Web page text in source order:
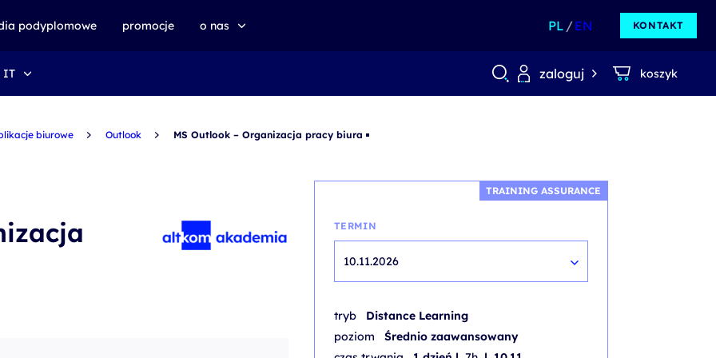
podyplomowe promocje o nas PL EN KONTAKT
IT zaloguj koszyk
biurowe Outlook MS Outlook – Organizacja pracy biura
TRAINING ASSURANCE
TERMIN
10.11.2026
tryb
Distance Learning
poziom
Średnio zaawansowany